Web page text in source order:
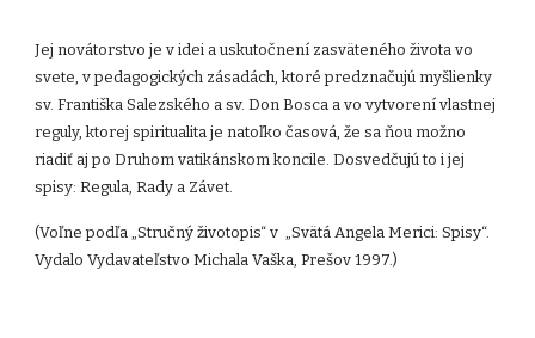
Jej novátorstvo je v idei a uskutočnení zasväteného života vo
svete, v pedagogických zásadách, ktoré predznačujú myšlienky
sv. Františka Salezského a sv. Don Bosca a vo vytvorení vlastnej
reguly, ktorej spiritualita je natoľko časová, že sa ňou možno
riadiť aj po Druhom vatikánskom koncile. Dosvedčujú to i jej
spisy: Regula, Rady a Závet.
(Voľne podľa „Stručný životopis“ v „Svätá Angela Merici: Spisy“.
Vydalo Vydavateľstvo Michala Vaška, Prešov 1997.)